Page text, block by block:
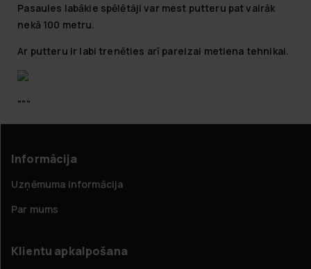
Pasaules labākie spēlētāji var mest putteru pat vairāk
nekā 100 metru.
Ar putteru ir labi trenēties arī pareizai metiena tehnikai.
"""
Informācija
Uzņēmuma informācija
Par mums
Klientu apkalpošana